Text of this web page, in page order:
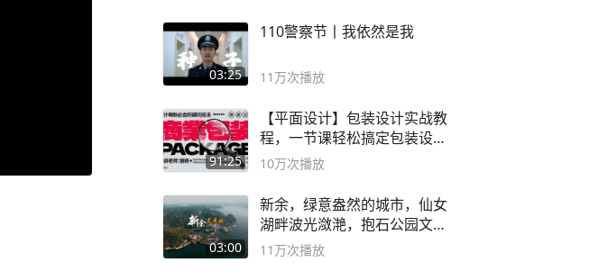
03:25
110警察节丨我依然是我
11万次播放
91:25
【平面设计】包装设计实战教
程，一节课轻松搞定包装设计
流程！
10万次播放
03:00
新余，绿意盎然的城市，仙女
湖畔波光潋滟，抱石公园文化
深邃……
11万次播放